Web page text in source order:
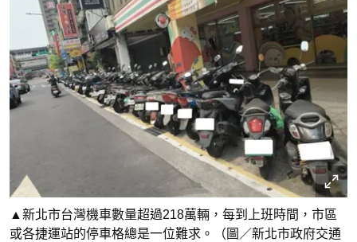
▲新北市台灣機車數量超過218萬輛，每到上班時間，市區
或各捷運站的停車格總是一位難求。（圖／新北市政府交通